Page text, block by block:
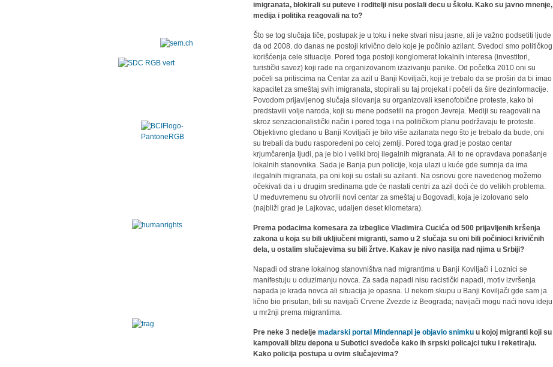
imigranata, blokirali su puteve i roditelji nisu poslali decu u školu. Kako su javno mnenje,
medija i politika reagovali na to?
Što se tog slučaja tiče, postupak je u toku i neke stvari nisu jasne, ali je važno podsetiti ljude
da od 2008. do danas ne postoji krivično delo koje je počinio azilant. Svedoci smo političkog
korišćenja cele situacije. Pored toga postoji konglomerat lokalnih interesa (investitori,
turistički savez) koji rade na organizovanom izazivanju panike. Od početka 2010 oni su
počeli sa pritiscima na Centar za azil u Banji Koviljači, koji je trebalo da se proširi da bi imao
kapacitet za smeštaj svih imigranata, stopirali su taj projekat i počeli da šire dezinformacije.
Povodom prijavljenog slučaja silovanja su organizovali ksenofobične proteste, kako bi
predstavili volje naroda, koji su mene podsetili na progon Jevreja. Mediji su reagovali na
skroz senzacionalistički način i pored toga i na političkom planu podržavaju te proteste.
Objektivno gledano u Banji Koviljači je bilo više azilanata nego što je trebalo da bude, oni
su trebali da budu raspoređeni po celoj zemlji. Pored toga grad je postao centar
krjumčarenja ljudi, pa je bio i veliki broj ilegalnih migranata. Ali to ne opravdava ponašanje
lokalnih stanovnika. Sada je Banja pun policije, koja ulazi u kuće gde sumnja da ima
ilegalnih migranata, pa oni koji su ostali su azilanti. Na osnovu gore navedenog možemo
očekivati da i u drugim sredinama gde će nastati centri za azil doći će do velikih problema.
U međuvremenu su otvorili novi centar za smeštaj u Bogovađi, koja je izolovano selo
(najbliži grad je Lajkovac, udaljen deset kilometara).
Prema podacima komesara za izbeglice Vladimira Cucića od 500 prijavljenih kršenja
zakona u koja su bili ukljiučeni migranti, samo u 2 slučaja su oni bili počinioci krivičnih
dela, u ostalim slučajevima su bili žrtve. Kakav je nivo nasilja nad njima u Srbiji?
Napadi od strane lokalnog stanovništva nad migrantima u Banji Koviljači i Loznici se
manifestuju u oduzimanju novca. Za sada napadi nisu racistički napadi, motiv izvršenja
napada je krada novca ali situacija je opasna. U nekom skupu u Banji Koviljači gde sam ja
lično bio prisutan, bili su navijači Crvene Zvezde iz Beograda; navijači mogu naći novu ideju
u mržnji prema migrantima.
Pre neke 3 nedeljemađarski portal Mindennapi je objavio snimku u kojoj migranti koji su
kampovali blizu depona u Subotici svedoče kako ih srpski policajci tuku i reketiraju.
Kako policija postupa u ovim slučajevima?